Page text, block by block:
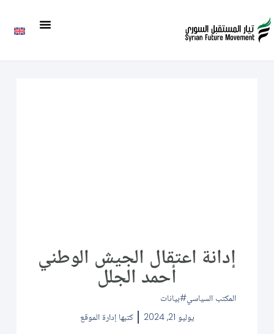
إدانة اعتقال الجيش الوطني
أحمد الجلل
المكتب السياسي بيانات
يوليو 21, 2024
كتبها إدارة الموقع